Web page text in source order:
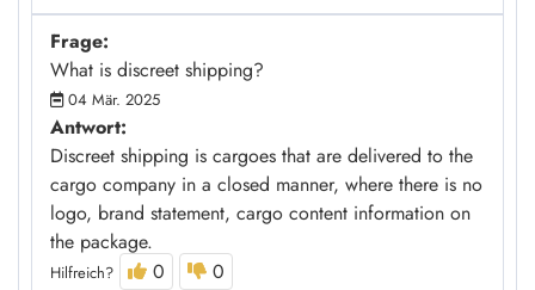
Frage:
What is discreet shipping?
04 Mär. 2025
Antwort:
Discreet shipping is cargoes that are delivered to the
cargo company in a closed manner, where there is no
logo, brand statement, cargo content information on
the package.
Hilfreich? 0 0